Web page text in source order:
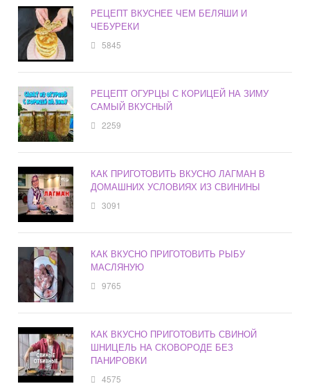
РЕЦЕПТ ВКУСНЕЕ ЧЕМ БЕЛЯШИ И
ЧЕБУРЕКИ
5845
РЕЦЕПТ ОГУРЦЫ С КОРИЦЕЙ НА ЗИМУ
САМЫЙ ВКУСНЫЙ
2259
КАК ПРИГОТОВИТЬ ВКУСНО ЛАГМАН В
ДОМАШНИХ УСЛОВИЯХ ИЗ СВИНИНЫ
3091
КАК ВКУСНО ПРИГОТОВИТЬ РЫБУ
МАСЛЯНУЮ
9765
КАК ВКУСНО ПРИГОТОВИТЬ СВИНОЙ
ШНИЦЕЛЬ НА СКОВОРОДЕ БЕЗ
ПАНИРОВКИ
4575